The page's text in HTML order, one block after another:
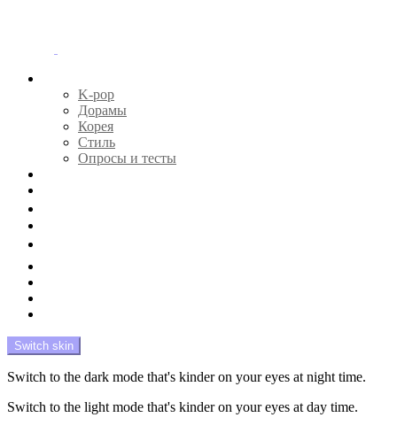
K-pop
Дорамы
Корея
Стиль
Опросы и тесты
Switch skin
Switch to the dark mode that's kinder on your eyes at night time.
Switch to the light mode that's kinder on your eyes at day time.